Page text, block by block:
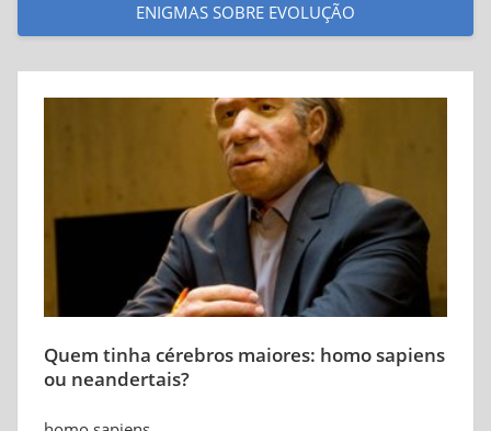
ENIGMAS SOBRE EVOLUÇÃO
Quem tinha cérebros maiores: homo sapiens
ou neandertais?